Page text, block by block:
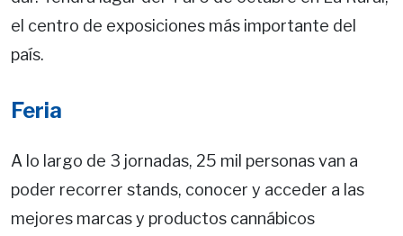
el centro de exposiciones más importante del
país.
Feria
A lo largo de 3 jornadas, 25 mil personas van a
poder recorrer stands, conocer y acceder a las
mejores marcas y productos cannábicos